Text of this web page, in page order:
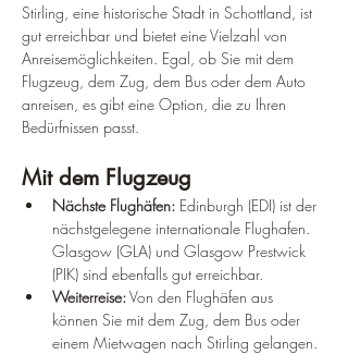
Stirling, eine historische Stadt in Schottland, ist
gut erreichbar und bietet eine Vielzahl von
Anreisemöglichkeiten. Egal, ob Sie mit dem
Flugzeug, dem Zug, dem Bus oder dem Auto
anreisen, es gibt eine Option, die zu Ihren
Bedürfnissen passt.
Mit dem Flugzeug
Nächste Flughäfen: Edinburgh (EDI) ist der
nächstgelegene internationale Flughafen.
Glasgow (GLA) und Glasgow Prestwick
(PIK) sind ebenfalls gut erreichbar.
Weiterreise: Von den Flughäfen aus
können Sie mit dem Zug, dem Bus oder
einem Mietwagen nach Stirling gelangen.